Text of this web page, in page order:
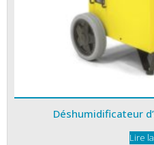
Déshumidificateur
Lire